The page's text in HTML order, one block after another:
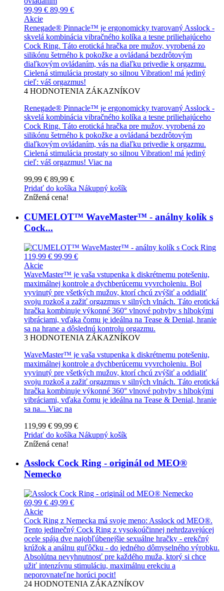
99,99 € 89,99 €
Akcie
Renegade® Pinnacle™ je ergonomicky tvarovaný Asslock -
skvelá kombinácia vibračného kolíka a tesne priliehajúceho
Cock Ring. Táto erotická hračka pre mužov, vyrobená zo
silikónu šetrného k pokožke a ovládaná bezdrôtovým
diaľkovým ovládaním, vás na diaľku privedie k orgazmu.
Cielená stimulácia prostaty so silnou Vibration! má jediný
cieľ: váš orgazmus!
4 HODNOTENIA ZÁKAZNÍKOV
Renegade® Pinnacle™ je ergonomicky tvarovaný Asslock -
skvelá kombinácia vibračného kolíka a tesne priliehajúceho
Cock Ring. Táto erotická hračka pre mužov, vyrobená zo
silikónu šetrného k pokožke a ovládaná bezdrôtovým
diaľkovým ovládaním, vás na diaľku privedie k orgazmu.
Cielená stimulácia prostaty so silnou Vibration! má jediný
cieľ: váš orgazmus! Viac na
99,99 € 89,99 €
Pridať do košíka Nákupný košík
Znížená cena!
CUMELOT™ WaveMaster™ - análny kolík s
Cock...
119,99 € 99,99 €
Akcie
WaveMaster™ je vaša vstupenka k diskrétnemu potešeniu,
maximálnej kontrole a dychberúcemu vyvrcholeniu. Bol
vyvinutý pre všetkých mužov, ktorí chcú zvýšiť a oddialiť
svoju rozkoš a zažiť orgazmus v silných vlnách. Táto erotická
hračka kombinuje výkonné 360° vlnové pohyby s hlbokými
vibráciami, vďaka čomu je ideálna na Tease & Denial, hranie
sa na hrane a dôslednú kontrolu orgazmu.
3 HODNOTENIA ZÁKAZNÍKOV
WaveMaster™ je vaša vstupenka k diskrétnemu potešeniu,
maximálnej kontrole a dychberúcemu vyvrcholeniu. Bol
vyvinutý pre všetkých mužov, ktorí chcú zvýšiť a oddialiť
svoju rozkoš a zažiť orgazmus v silných vlnách. Táto erotická
hračka kombinuje výkonné 360° vlnové pohyby s hlbokými
vibráciami, vďaka čomu je ideálna na Tease & Denial, hranie
sa na... Viac na
119,99 € 99,99 €
Pridať do košíka Nákupný košík
Znížená cena!
Asslock Cock Ring - originál od MEO®
Nemecko
69,99 € 49,99 €
Akcie
Cock Ring z Nemecka má svoje meno: Asslock od MEO®.
Tento jedinečný Cock Ring z vysokoúčinnej nehrdzavejúcej
ocele spája dve najobľúbenejšie sexuálne hračky - erekčný
krúžok a análnu guľôčku - do jedného dômyselného výrobku.
Absolútna nevyhnutnosť pre každého muža, ktorý si chce
užiť intenzívnu stimuláciu, maximálnu erekciu a
neporovnateľne horúci pocit!
24 HODNOTENIA ZÁKAZNÍKOV